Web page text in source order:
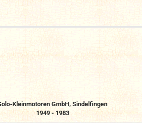
Kleinmotoren GmbH, Sindelfingen
1949 - 1983